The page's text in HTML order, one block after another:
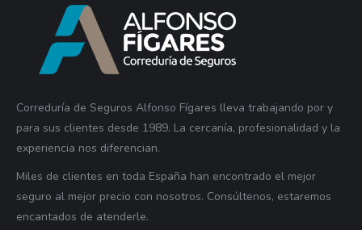
Correduría de Seguros Alfonso Fígares lleva trabajando por y
para sus clientes desde 1989. La cercanía, profesionalidad y la
experiencia nos diferencian.
Miles de clientes en toda España han encontrado el mejor
seguro al mejor precio con nosotros. Consúltenos, estaremos
encantados de atenderle.